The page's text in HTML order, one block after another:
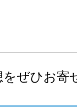
ぜひお寄